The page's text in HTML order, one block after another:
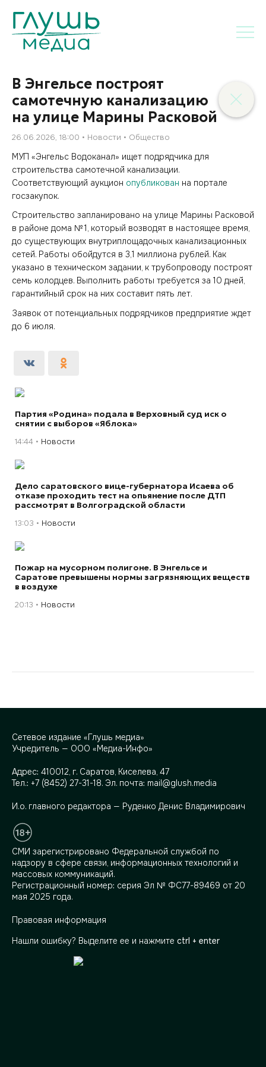
В Энгельсе построят
самотечную канализацию
на улице Марины Расковой
26.06.2026, 18:00 Новости Общество
МУП «Энгельс Водоканал» ищет подрядчика для
строительства самотечной канализации.
Соответствующий аукцион опубликован на портале
госзакупок.
Строительство запланировано на улице Марины Расковой
в районе дома № 1, который возводят в настоящее время,
до существующих внутриплощадочных канализационных
сетей. Работы обойдутся в 3,1 миллиона рублей. Как
указано в техническом задании, к трубопроводу построят
семь колодцев. Выполнить работы требуется за 10 дней,
гарантийный срок на них составит пять лет.
Заявок от потенциальных подрядчиков предприятие ждет
до 6 июля.
Партия «Родина» подала в Верховный суд иск о
снятии с выборов «Яблока»
14:44 Новости
Дело саратовского вице-губернатора Исаева об
отказе проходить тест на опьянение после ДТП
рассмотрят в Волгоградской области
13:03 Новости
Пожар на мусорном полигоне. В Энгельсе и
Саратове превышены нормы загрязняющих веществ
в воздухе
20:13 Новости
Сетевое издание «Глушь медиа»
Учредитель — ООО «Медиа-Инфо»
Адрес: 410012, г. Саратов, Киселева, 47
Тел.: +7 (8452) 27-31-18. Эл. почта: mail@glush.media
И.о. главного редактора — Руденко Денис Владимирович
СМИ зарегистрировано Федеральной службой по
надзору в сфере связи, информационных технологий и
массовых коммуникаций.
Регистрационный номер: серия Эл № ФС77-89469 от 20
мая 2025 года.
Правовая информация
Нашли ошибку? Выделите ее и нажмите ctrl + enter